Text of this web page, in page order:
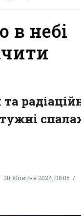
в небі
30 Жовтня 2024, 08:06